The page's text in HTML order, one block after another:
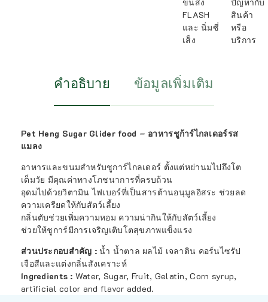
FLASH
และ นิ่มซี่
เส็ง
สินค้า
หรือ
บริการ
คำอธิบาย ข้อมูลเพิ่มเติม
Pet Heng Sugar Glider food – อาหารชูก้าร์ไกลเดอร์รส
แมลง
อาหารและขนมสำหรับชูการ์ไกลเดอร์ ตั้งแต่หย่านมไปถึงโต
เต็มวัย มีคุณค่าทางโภชนาการที่ครบถ้วน
อุดมไปด้วยวิตามิน ไฟเบอร์ที่เป็นสารต้านอนุมูลอิสระ ช่วยลด
ความเครียดให้กับสัตว์เลี้ยง
กลิ่นตับช่วยเพิ่มความหอม ความน่ากินให้กับสัตว์เลี้ยง
ช่วยให้ชูการ์มีการเจริญเติบโตสุขภาพแข็งแรง
ส่วนประกอบสำคัญ :น้ำ น้ำตาล ผลไม้ เจลาติน คอร์นไซรัป
เจือสีและแต่งกลิ่นสังเคราะห์
Ingredients : Water, Sugar, Fruit, Gelatin, Corn syrup,
artificial color and flavor added.